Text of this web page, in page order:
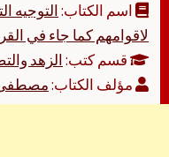
اسم الكتاب:التوجيه
لاقوامهم كما جاء في
قسم كتب:الزهد
مؤلف الكتاب: